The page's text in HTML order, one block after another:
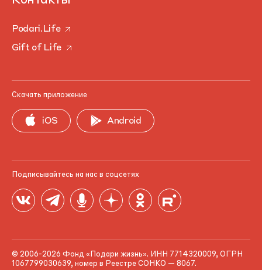
Podari.Life
Gift of Life
Скачать приложение
iOS Android
Подписывайтесь на нас в соцсетях
© 2006-2026 Фонд «Подари жизнь». ИНН 7714320009, ОГРН
1067799030639, номер в Реестре СОНКО — 8067.